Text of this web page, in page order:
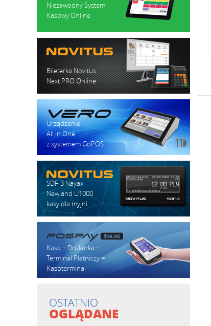
Niezawodny System
Kasowy Online
Bileterka Novitus
Next PRO Online
Urządzenie
All in One
z systemem GoPOS
SDF-3 Nayax
Newland U1000
kasy dla myjni
Kasa + Drukarka +
Terminal Płatniczy =
Kasoterminal
OSTATNIO
OGLĄDANE